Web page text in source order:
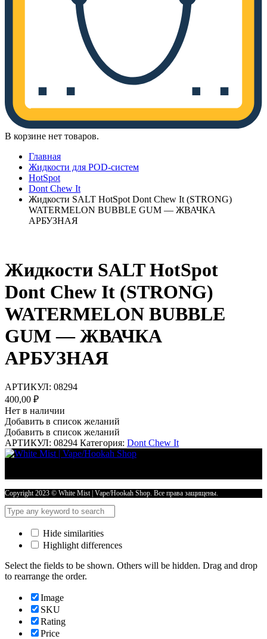
В корзине нет товаров.
Главная
Жидкости для POD-систем
HotSpot
Dont Chew It
Жидкости SALT HotSpot Dont Chew It (STRONG)
WATERMELON BUBBLE GUM — ЖВАЧКА
АРБУЗНАЯ
Жидкости SALT HotSpot
Dont Chew It (STRONG)
WATERMELON BUBBLE
GUM — ЖВАЧКА
АРБУЗНАЯ
АРТИКУЛ: 08294
400,00 ₽
Нет в наличии
Добавить в список желаний
Добавить в список желаний
АРТИКУЛ: 08294 Категория: Dont Chew It
Copyright 2023 © White Mist | Vape/Hookah Shop. Все права защищены.
Hide similarities
Highlight differences
Select the fields to be shown. Others will be hidden. Drag and drop
to rearrange the order.
Image
SKU
Rating
Price